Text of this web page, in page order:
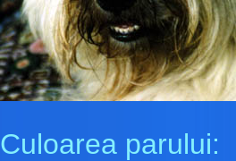
Culoarea parului: